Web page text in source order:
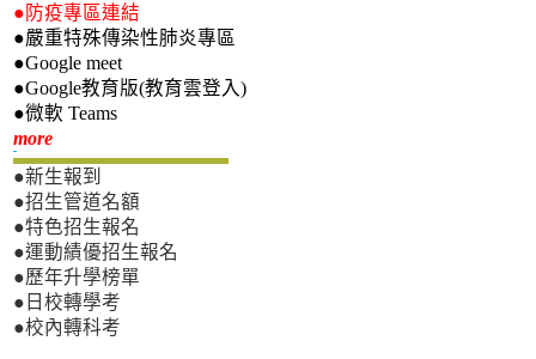
●防疫專區連結
●嚴重特殊傳染性肺炎專區
●Google meet
●Google教育版(教育雲登入)
●微軟 Teams
more新生專區
●新生報到
●招生管道名額
●特色招生報名
●運動績優招生報名
●歷年升學榜單
●日校轉學考
●校內轉科考